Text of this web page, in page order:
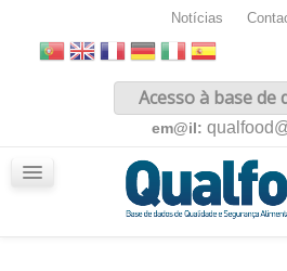
Notícias
Acesso à base de
em@il: